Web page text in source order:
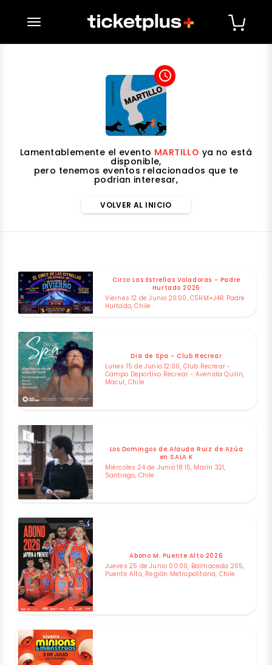
desplegar navegación
access_time
Lamentablemente el evento MARTILLO ya no está
disponible,
pero tenemos eventos relacionados que te
podrian interesar,
VOLVER AL INICIO
Circo Las Estrellas Voladoras - Padre
Hurtado 2026
Viernes 12 de Junio 20:00, C5HM+J4R Padre
Hurtado, Chile
Dia de Spa - Club Recrear
Lunes 15 de Junio 12:00, Club Recrear -
Campo Deportivo Recrear - Avenida Quilin,
Macul, Chile
Los Domingos de Alauda Ruiz de Azúa
en SALA K
Miércoles 24 de Junio 18:15, Marín 321,
Santiago, Chile
Abono M. Puente Alto 2026
Jueves 25 de Junio 00:00, Balmaceda 265,
Puente Alto, Región Metropolitana, Chile